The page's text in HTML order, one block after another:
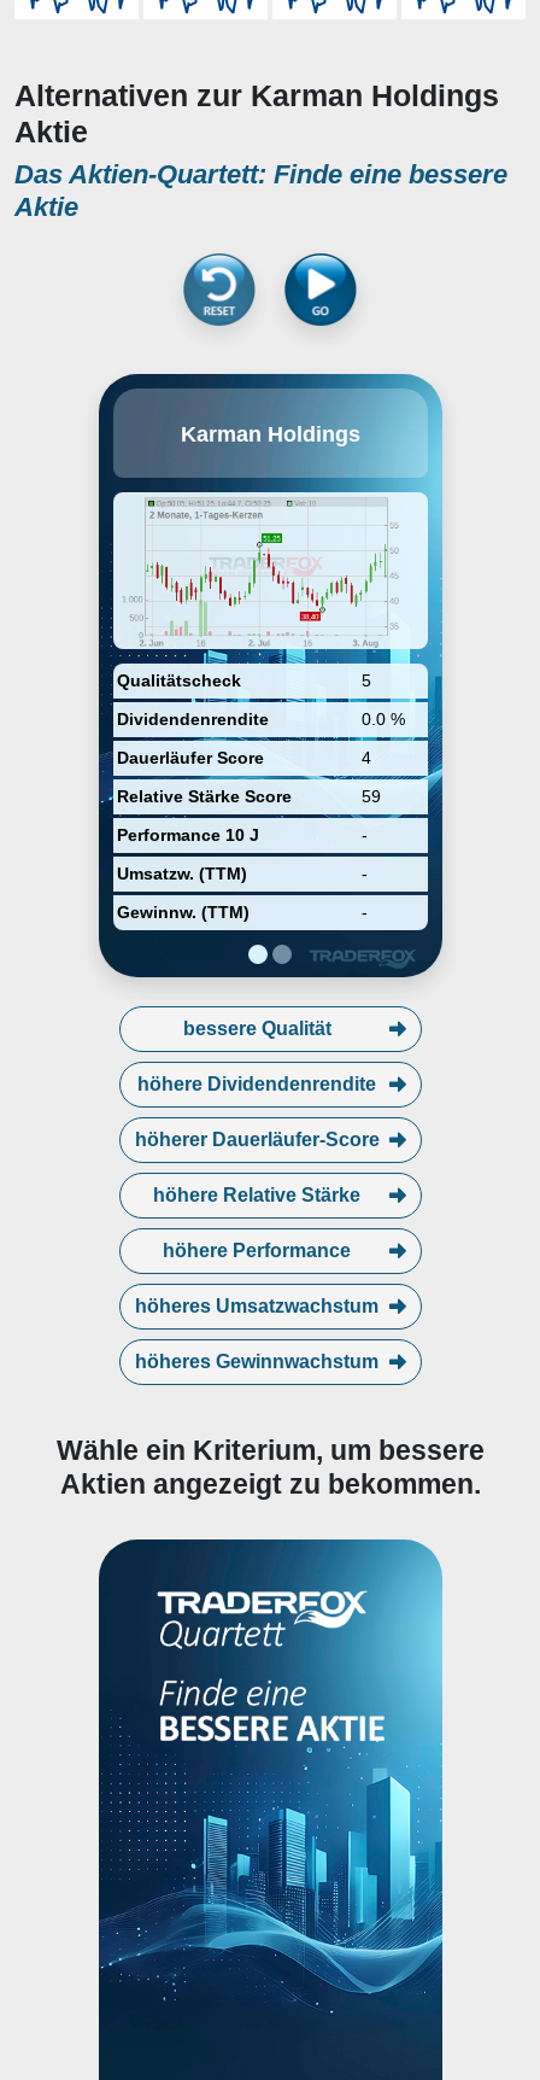
Alternativen zur Karman Holdings
Aktie
Das Aktien-Quartett: Finde eine bessere
Aktie
Karman Holdings
Qualitätscheck
5
Dividendenrendite
0.0 %
Dauerläufer Score
4
Relative Stärke Score
59
Performance 10 J
-
Umsatzw. (TTM)
-
Gewinnw. (TTM)
-
the design, testing,
dependable missile systems. It
offers Payload Protection &
Deployment Systems,
Aerodynamic Interstage Systems,
and Propulsion Systems. The
company was founded on August
20, 2020 and is headquartered in
Huntington Beach, CA.
bessere Qualität
höhere Dividendenrendite
höherer Dauerläufer-Score
höhere Relative Stärke
höhere Performance
höheres Umsatzwachstum
höheres Gewinnwachstum
Wähle ein Kriterium, um bessere
Aktien angezeigt zu bekommen.